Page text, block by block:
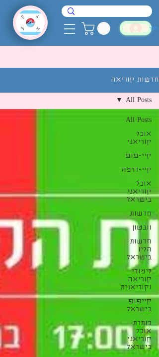
חדשות קוריאה
All Posts
אוכל
קוריאני
קיי-פופ
קיי-דרמה
אוכל
קוריאני
בישראל
חדשות
וובטון
חדשות
הליו
בישראל
לימודי
קוריאה
וקוריאנית
קייפופ
בישראל
כותרת
אוכל
קוריאני
בישראל
All Posts